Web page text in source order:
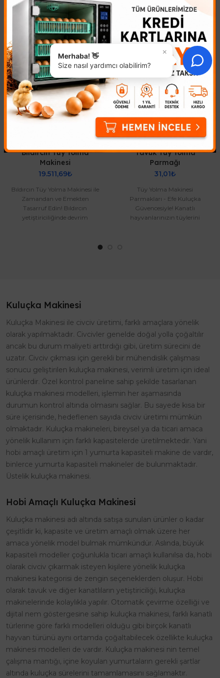
Benzer Ürünler
Bıldırcın Tüy Yolma
Makinesi
19.511,69₺
Bıldırcın Tüy Yolma Makinesi ile
Zamandan ve Emekten
Tasarruf Edin! Bıldırcın
yetiştiriciliğinde devrim
Tavuk Tüy Yolma
Parmağı
31,01₺
Tüy Yolma Makinesi
Parmakları - Efe Kuluçka
Güvencesiyle! Kanatlı
hayvanlarınızın tüylerini
Kuluçka Makinesi
Kuluçka Makinesi ile civciv üretimi, farklı amaçlara yönelik
olarak yapılmaktadır. Civcivler genelde doğal yolla çoğaltılır
ancak bu durum maliyeti arttırdığı gibi, üretim sürecini de
uzatır. Civciv çıkması için gerekli bir mühendislik çalışması
sonucu geliştirilen kuluçka makinesi, verimli üretim için ideal
ürünlerdir. Özel kontrol paneline sahip şekilde tasarlanan
kuluçka makinesi modelleri, işlemin her aşamasında
durumun kontrol altında olmasını sağlar. Bu sayede kısa bir
süre içerisinde, hedeflenen sayıda civciv üretimi mümkün
olmaktadır. Kuluçka makineleri, bireysel ya da ticari amaca
yönelik kullanım için farklı kapasitelerde üretilmektedir. Yani
hobi amaçlı üretim için 1 yumurta kapasiteli makine de vardır,
binlerce yumurta kapasiteli makineler de bulunmaktadır.
Üstelik kuluçka makinesi.
Hobi Amaçlı Kuluçka Makinesi
Kuluçka makinesi adı altında satışa sunulan ürünler o kadar
çeşitlidir ki, kapasite ve üretim amaçlı olmak üzere her
amaca yönelik model bulmak mümkündür. Aslında, büyük
kapasiteli modeller çoğunlukla ticari amaçlı kullanılsa da, hobi
olarak civciv çıkarmak isteyen kişilere yönelik kuluçka
makinesi kategorisi de zengin seçeneklerden oluşur. Hobi
olarak tavuk ve diğer kanatlıların yetiştiriciliği, kuluçka
makinelerinde kolaylıkla yapılır. Otomatik çevirme özelliği ve
dijital nem göstergesine sahip kuluçka makinesi, farklı kanatlı
türlerine göre farklı modelleri olduğu gibi birçok kanatlı
hayvan türünü aynı ortamda çoğaltabilecek özellikte kuluçka
makinesi modelleri de vardır. Kuluçka makinesi nin temel
çalışma mantığı, içine koyulan yumurtaların gerekli şartlar
altında kuluçka sürelerini tamamlamasını sağlamaktır.
×
Merhaba! 👋
Size nasıl yardımcı olabilirim?